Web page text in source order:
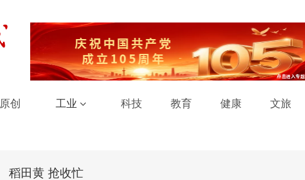
原创 工业 科技 教育 健康 文旅
稻田黄 抢收忙